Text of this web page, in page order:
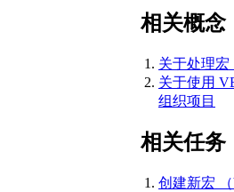
相关概念
关于处理
关于使用
组织项目
相关任务
创建新宏